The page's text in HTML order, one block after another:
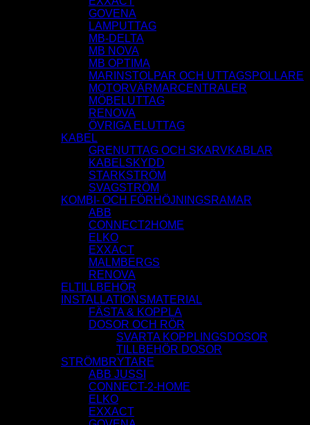
GOVENA
LAMPUTTAG
MB-DELTA
MB NOVA
MB OPTIMA
MARINSTOLPAR OCH UTTAGSPOLLARE
MOTORVÄRMARCENTRALER
MÖBELUTTAG
RENOVA
ÖVRIGA ELUTTAG
KABEL
GRENUTTAG OCH SKARVKABLAR
KABELSKYDD
STARKSTRÖM
SVAGSTRÖM
KOMBI- OCH FÖRHÖJNINGSRAMAR
ABB
CONNECT2HOME
ELKO
EXXACT
MALMBERGS
RENOVA
ELTILLBEHÖR
INSTALLATIONSMATERIAL
FÄSTA & KOPPLA
DOSOR OCH RÖR
SVARTA KOPPLINGSDOSOR
TILLBEHÖR DOSOR
STRÖMBRYTARE
ABB JUSSI
CONNECT-2-HOME
ELKO
EXXACT